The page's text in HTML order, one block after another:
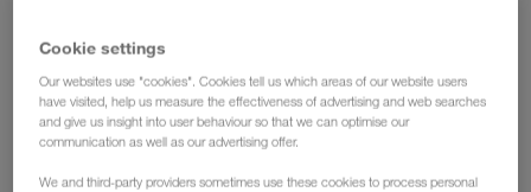
Arī parastajā autotransportā mēs paplašināsim alternatīvo
degvielu, piemēram, HVO100, izmantošanu. Salīdzinājumā ar
parasto fosilo B7 dīzeļdegvielu HVO100 ietaupa aptuveni 90
procentus no CO₂ emisijām. LKW WALTER ārējā
Cookie settings
Our websites use "cookies". Cookies tell us which areas of our website users
have visited, help us measure the effectiveness of advertising and web searches
and give us insight into user behaviour so that we can optimise our
communication as well as our advertising offer.
We and third-party providers sometimes use these cookies to process personal